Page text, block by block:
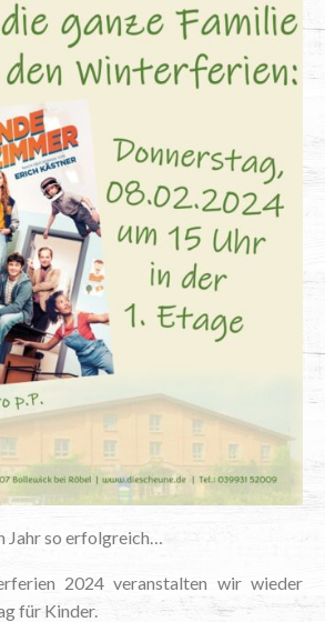
Jahr so erfolgreich…
2024 ver­an­stal­ten wir wie­der
für Kinder.